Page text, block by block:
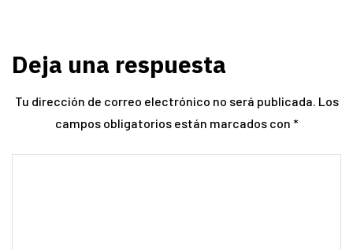
Deja una respuesta
Tu dirección de correo electrónico no será publicada. Los
campos obligatorios están marcados con *